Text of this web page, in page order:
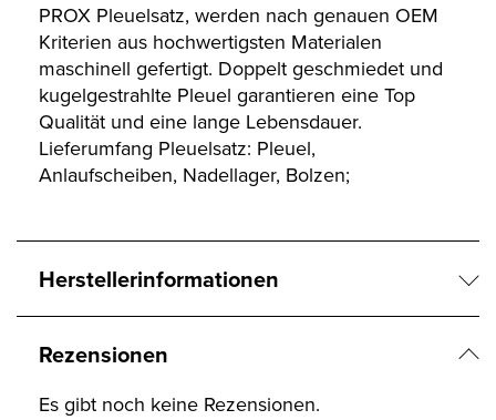
PROX Pleuelsatz, werden nach genauen OEM
Kriterien aus hochwertigsten Materialen
maschinell gefertigt. Doppelt geschmiedet und
kugelgestrahlte Pleuel garantieren eine Top
Qualität und eine lange Lebensdauer.
Lieferumfang Pleuelsatz: Pleuel,
Anlaufscheiben, Nadellager, Bolzen;
Herstellerinformationen
Rezensionen
Es gibt noch keine Rezensionen.